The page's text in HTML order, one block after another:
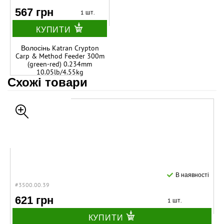
567 грн 1 шт.
КУПИТИ
Волосінь Katran Crypton
Carp & Method Feeder 300m
(green-red) 0.234mm
10.05lb/4.55kg
Схожі товари
#3500.00.39
В наявності
621 грн 1 шт.
КУПИТИ